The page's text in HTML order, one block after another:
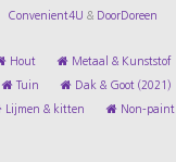
Convenient4U & DoorDoreen
Hout Metaal & Kunststof
Tuin Dak & Goot (2021)
Lijmen & kitten Non-paint